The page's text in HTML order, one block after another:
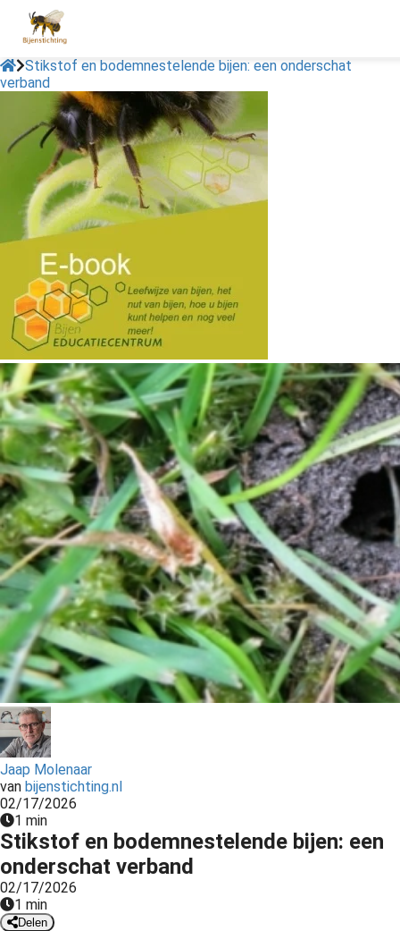
Stikstof en bodemnestelende bijen: een onderschat
verband
Jaap Molenaar
van bijenstichting.nl
02/17/2026
1 min
Stikstof en bodemnestelende bijen: een
onderschat verband
02/17/2026
1 min
Delen